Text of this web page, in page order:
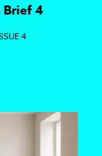
4
4